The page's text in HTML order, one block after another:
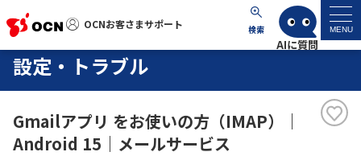
OCNお客さまサポート 検索 MENU
OCNお客さまサポート
サポートトップ
設定・トラブル
Gmailアプリ をお使いの方（IMAP）｜
Android 15｜メールサービス